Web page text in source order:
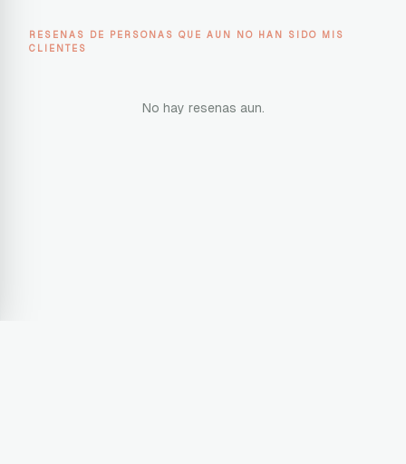
RESENAS DE PERSONAS QUE AUN NO HAN SIDO MIS
CLIENTES
No hay resenas aun.